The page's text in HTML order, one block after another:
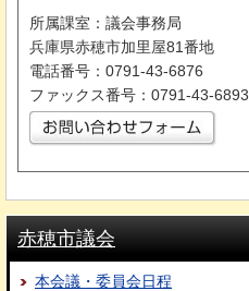
所属課室：議会事務局
兵庫県赤穂市加里屋81番地
電話番号：0791-43-6876
ファックス番号：0791-43-6893
赤穂市議会
本会議・委員会日程